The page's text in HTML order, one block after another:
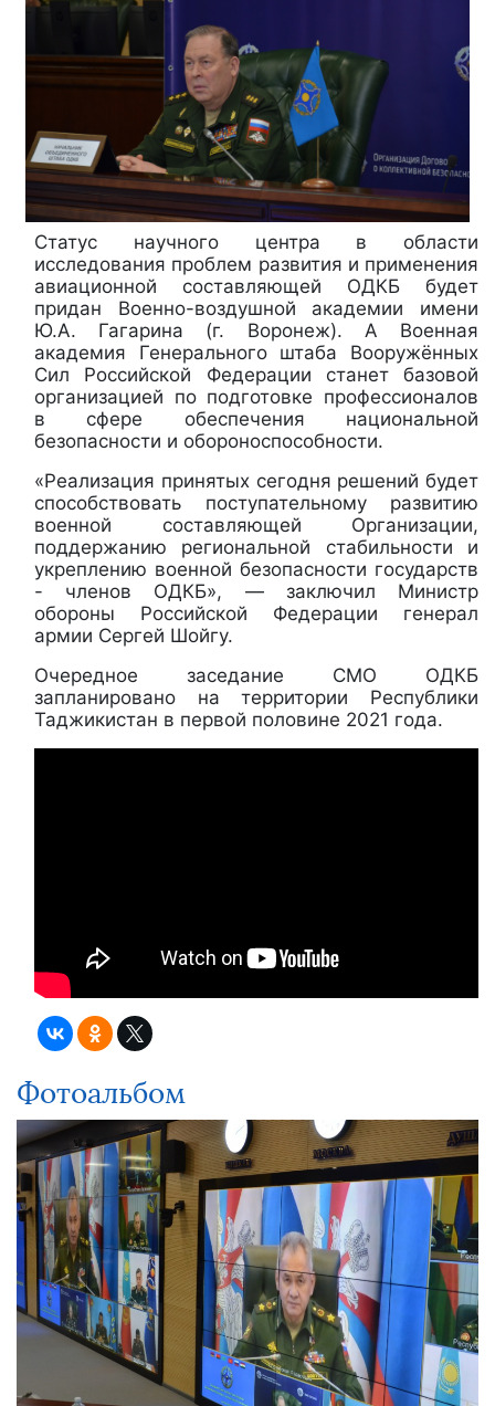
Статус научного центра в области
исследования проблем развития и применения
авиационной составляющей ОДКБ будет
придан Военно-воздушной академии имени
Ю.А. Гагарина (г. Воронеж). А Военная
академия Генерального штаба Вооружённых
Сил Российской Федерации станет базовой
организацией по подготовке профессионалов
в сфере обеспечения национальной
безопасности и обороноспособности.
«Реализация принятых сегодня решений будет
способствовать поступательному развитию
военной составляющей Организации,
поддержанию региональной стабильности и
укреплению военной безопасности государств
- членов ОДКБ», — заключил Министр
обороны Российской Федерации генерал
армии Сергей Шойгу.
Очередное заседание СМО ОДКБ
запланировано на территории Республики
Таджикистан в первой половине 2021 года.
Фотоальбом